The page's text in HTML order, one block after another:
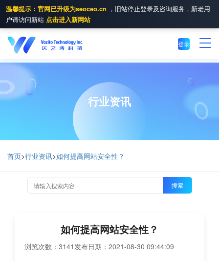
温馨提示：官网已升级为seoceo.cn ，旧站停止登录及咨询服务，新老用
户请访问新站 点击进入新网站
登录
行业资讯
首页>行业资讯>如何提高网站安全性？
搜索
如何提高网站安全性？
浏览次数：3141发布日期：2021-08-30 09:44:09